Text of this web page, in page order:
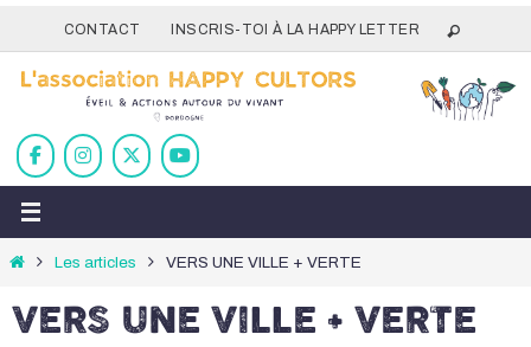
vers
contenu
CONTACT INSCRIS-TOI À LA HAPPY LETTER
HomeLes articles VERS UNE VILLE + VERTE
VERS UNE VILLE + VERTE